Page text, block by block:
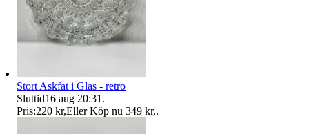
Stort Askfat i Glas - retro
Sluttid16 aug 20:31 .
Pris:220 kr,Eller Köp nu 349 kr,.